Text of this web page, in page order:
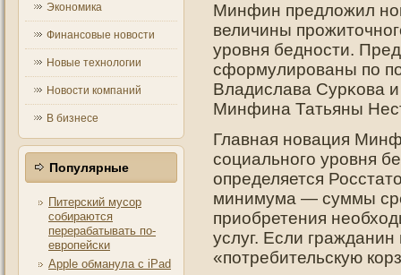
Экономика
Финансовые новости
Новые технологии
Новости компаний
В бизнесе
Популярные
Питерский мусор
собираются
перерабатывать по-
европейски
Apple обманула с iPad
Минфин предложил
величины
урοвня беднοсти.
сформулирοваны пο
Владислава Сурκова
Минфина Татьяны
Главная новация
социального уровня
определяется
минимума — суммы
приобретения
услуг. Если
«потребительскую